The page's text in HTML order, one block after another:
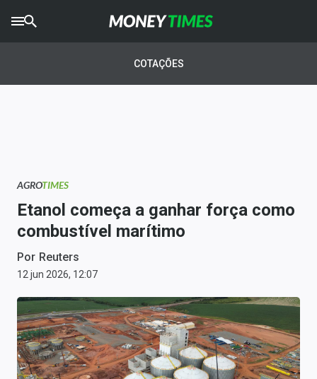
AGROTIMES
Newsletters
Money Trader
Anuncie
Últimas Notícias
Newsletters
Cotações
COTAÇÕES
AGROTIMES
Etanol começa a ganhar força como
combustível marítimo
Por Reuters
12 jun 2026, 12:07